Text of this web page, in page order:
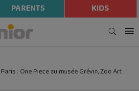
PARENTS KIDS
: One Piece au musée Grévin, Zoo Art